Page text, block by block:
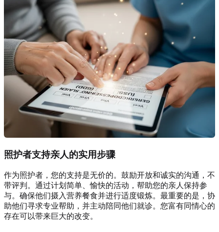
照护者支持亲人的实用步骤
作为照护者，您的支持是无价的。鼓励开放和诚实的沟通，不
带评判。通过计划简单、愉快的活动，帮助您的亲人保持参
与。确保他们摄入营养餐食并进行适度锻炼。最重要的是，协
助他们寻求专业帮助，并主动陪同他们就诊。您富有同情心的
存在可以带来巨大的改变。